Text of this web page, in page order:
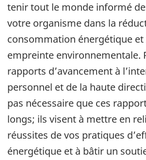
tenir tout le monde informé
votre organisme dans la
consommation énergétique et
empreinte environnementale.
rapports d’avancement à
personnel et de la haute
pas nécessaire que ces
longs; ils visent à mettre en
réussites de vos pratiques
énergétique et à bâtir un